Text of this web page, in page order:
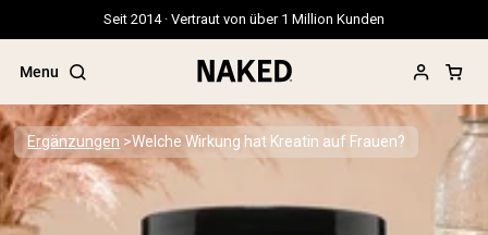
Seit 2014 · Vertraut von über 1 Million Kunden
Menu
Beliebte Suchbegriffe
Ergänzungen Welche Wirkung hat Kreatin auf Frauen?